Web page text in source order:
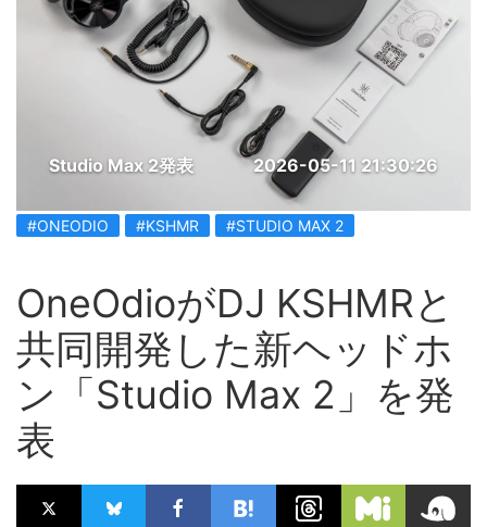
Studio Max 2発表 2026-05-11 21:30:26
#ONEODIO #KSHMR #STUDIO MAX 2
OneOdioがDJ KSHMRと
共同開発した新ヘッドホ
ン「Studio Max 2」を発
表